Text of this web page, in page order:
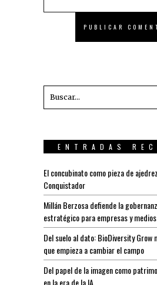
ENTRADAS
El concubinato como pieza de
Conquistador
Millán Berzosa defiende la
estratégico para empresas y medios
Del suelo al dato: BioDiversity Grow
que empieza a cambiar el campo
Del papel de la imagen como
en la era de la IA